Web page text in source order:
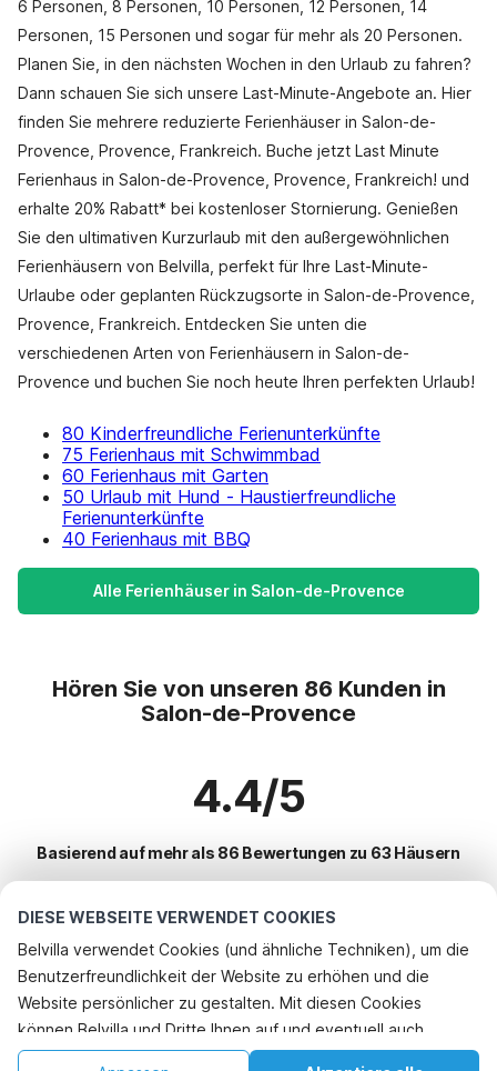
DIESE WEBSEITE VERWENDET COOKIES
Belvilla verwendet Cookies (und ähnliche Techniken), um die
Benutzerfreundlichkeit der Website zu erhöhen und die
Website persönlicher zu gestalten. Mit diesen Cookies
können Belvilla und Dritte Ihnen auf und eventuell auch
außerhalb unserer Website folgen, um Werbung Ihren
6 Personen, 8 Personen, 10 Personen, 12 Personen, 14
Personen, 15 Personen und sogar für mehr als 20 Personen.
Planen Sie, in den nächsten Wochen in den Urlaub zu fahren?
Dann schauen Sie sich unsere Last-Minute-Angebote an. Hier
finden Sie mehrere reduzierte Ferienhäuser in Salon-de-
Provence, Provence, Frankreich. Buche jetzt Last Minute
Ferienhaus in Salon-de-Provence, Provence, Frankreich! und
erhalte 20% Rabatt* bei kostenloser Stornierung. Genießen
Sie den ultimativen Kurzurlaub mit den außergewöhnlichen
Ferienhäusern von Belvilla, perfekt für Ihre Last-Minute-
Urlaube oder geplanten Rückzugsorte in Salon-de-Provence,
Provence, Frankreich. Entdecken Sie unten die
verschiedenen Arten von Ferienhäusern in Salon-de-
Provence und buchen Sie noch heute Ihren perfekten Urlaub!
80 Kinderfreundliche Ferienunterkünfte
75 Ferienhaus mit Schwimmbad
60 Ferienhaus mit Garten
50 Urlaub mit Hund - Haustierfreundliche
Ferienunterkünfte
40 Ferienhaus mit BBQ
Alle Ferienhäuser in Salon-de-Provence
Hören Sie von unseren 86 Kunden in
Salon-de-Provence
4.4/5
Basierend auf mehr als 86 Bewertungen zu 63 Häusern
Beliebteste Reiseziele für Urlaub
Top-Städte mit Top-Annehmlichkeiten für den Urlaub
Kinderfreundliche Ferienunterkünfte lorgues
Kinderfreundliche Ferienunterkünfte draguignan
Beliebte Ausstattungen für Urlaub in Salon-de-provence
Kinderfreundliche Ferienunterkünfte